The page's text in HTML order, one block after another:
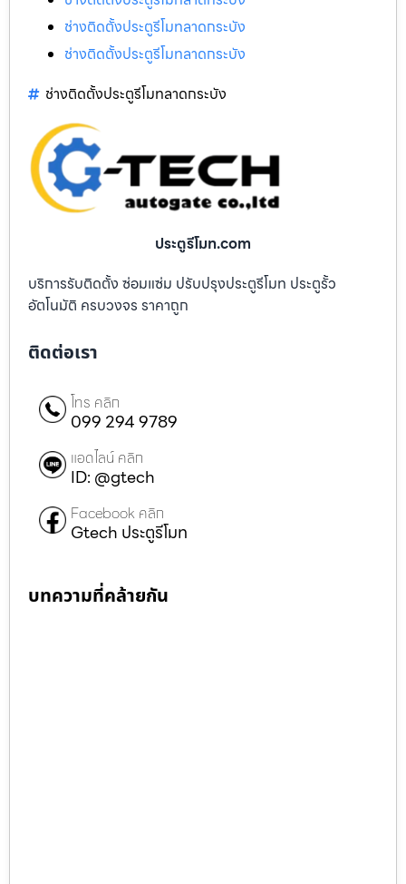
ช่างติดตั้งประตูรีโมทลาดกระบัง
ช่างติดตั้งประตูรีโมทลาดกระบัง
ช่างติดตั้งประตูรีโมทลาดกระบัง
ประตูรีโมท.com
บริการรับติดตั้ง ซ่อมแซ่ม ปรับปรุงประตูรีโมท ประตูรั้ว
อัตโนมัติ ครบวงจร ราคาถูก
ติดต่อเรา
โทร คลิก
099 294 9789
แอดไลน์ คลิก
ID: @gtech
Facebook คลิก
Gtech ประตูรีโมท
บทความที่คล้ายกัน